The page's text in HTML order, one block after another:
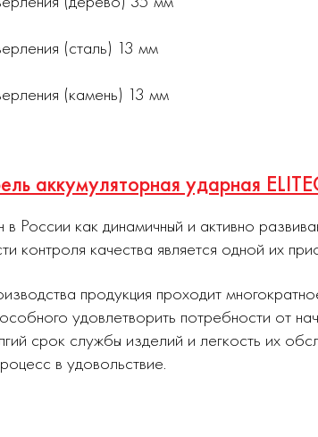
(сталь) 13 мм
(камень) 13 мм
аккумуляторная ударная
в России как динамичный и активно
контроля качества является одной их
продукция проходит
удовлетворить потребности от
срок службы изделий и легкость их
в удовольствие.